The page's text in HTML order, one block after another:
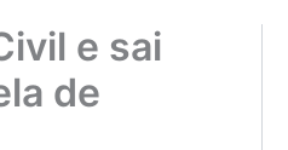
e sai
de